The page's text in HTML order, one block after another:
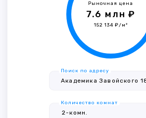
Рыночная цена
7.6 млн ₽
152 134 ₽/м²
Поиск по адресу
Количество комнат